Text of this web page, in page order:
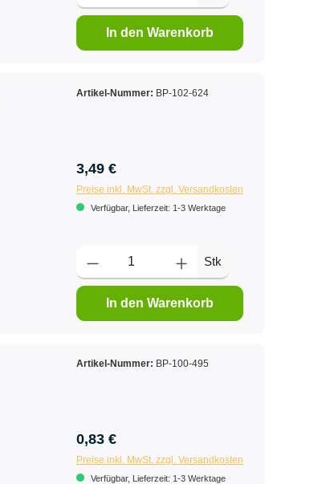
In den Warenkorb
Artikel-Nummer: BP-102-624
3,49 €
Preise inkl. MwSt. zzgl. Versandkosten
Verfügbar, Lieferzeit: 1-3 Werktage
Stk
In den Warenkorb
Artikel-Nummer: BP-100-495
0,83 €
Preise inkl. MwSt. zzgl. Versandkosten
Verfügbar, Lieferzeit: 1-3 Werktage